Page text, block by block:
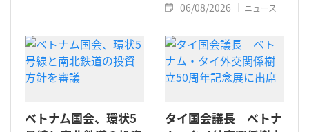
06/08/2026 ニュース
ベトナム国会、環状5
タイ国会議長 ベトナ